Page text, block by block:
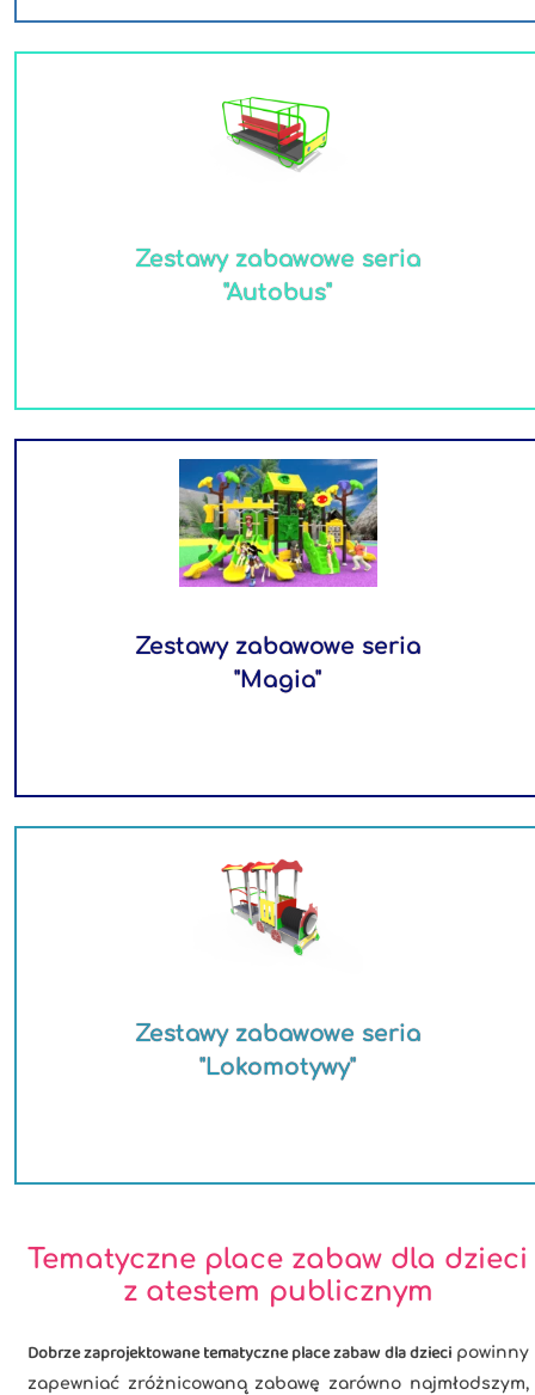
Zestawy zabawowe seria
"Autobus"
Zestawy zabawowe seria
"Magia"
Zestawy zabawowe seria
"Lokomotywy"
Tematyczne place zabaw dla dzieci
z atestem publicznym
Dobrze zaprojektowane tematyczne place zabaw dla dziecipowinny
zapewniać zróżnicowaną zabawę zarówno najmłodszym,